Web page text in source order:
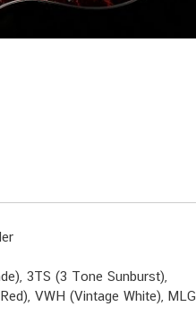
3TS (3 Tone Sunburst),
VWH (Vintage White), MLG